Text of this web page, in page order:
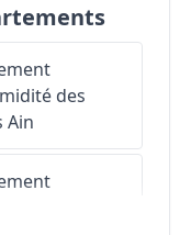
des
Ain